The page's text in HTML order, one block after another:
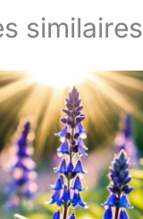
similaires